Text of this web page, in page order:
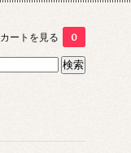
カートを見る 0